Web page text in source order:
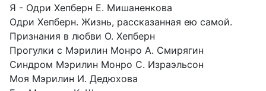
Я - Одри Хепберн Е. Мишаненкова
Одри Хепберн. Жизнь, рассказанная ею самой.
Признания в любви О. Хепберн
Прогулки с Мэрилин Монро А. Смирягин
Синдром Мэрилин Монро С. Израэльсон
Моя Мэрилин И. Дедюхова